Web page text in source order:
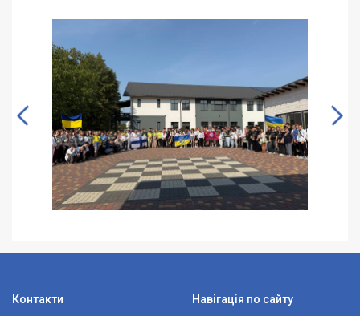
Навігація по сайту
Контакти